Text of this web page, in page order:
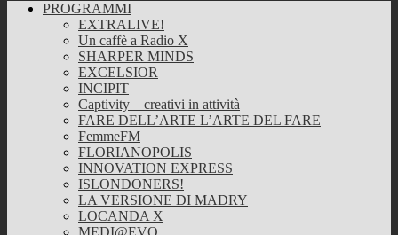
PROGRAMMI
EXTRALIVE!
Un caffè a Radio X
SHARPER MINDS
EXCELSIOR
INCIPIT
Captivity – creativi in attività
FARE DELL’ARTE L’ARTE DEL FARE
FemmeFM
FLORIANOPOLIS
INNOVATION EXPRESS
ISLONDONERS!
LA VERSIONE DI MADRY
LOCANDA X
MEDI@EVO